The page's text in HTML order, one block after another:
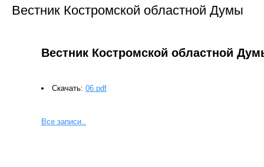
Вестник Костромской областной Думы
Вестник Костромской областной
Скачать: 06.pdf
Все записи..